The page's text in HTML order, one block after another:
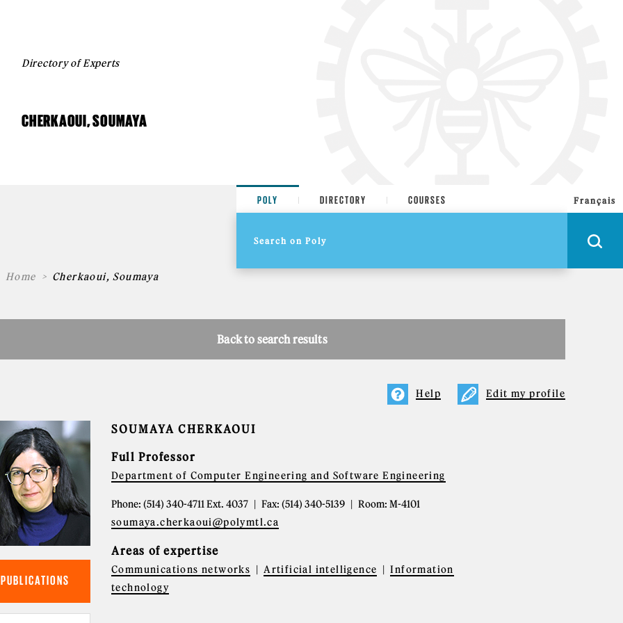
Directory of Experts
CHERKAOUI, SOUMAYA
POLY DIRECTORY COURSES Français
Home Cherkaoui, Soumaya
Back to search results
Edit my profile
Help
PUBLICATIONS
SOUMAYA CHERKAOUI
Full Professor
Department of Computer Engineering and Software Engineering
Phone: (514) 340-4711 Ext. 4037 Fax: (514) 340-5139
Room: M-4101
soumaya.cherkaoui@polymtl.ca
Areas of expertise
Communications networks Artificial intelligence
Information
technology